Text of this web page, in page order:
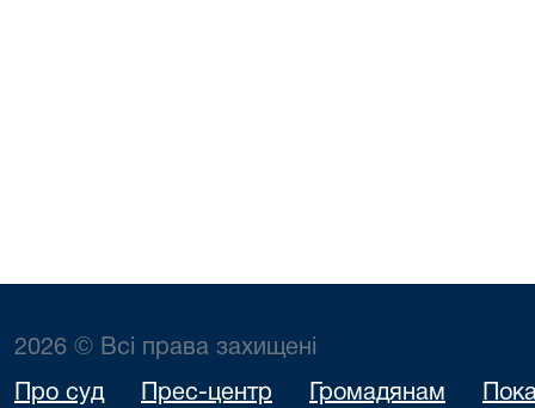
2026 © Всі права захищені
Про суд Прес-центр Громадянам